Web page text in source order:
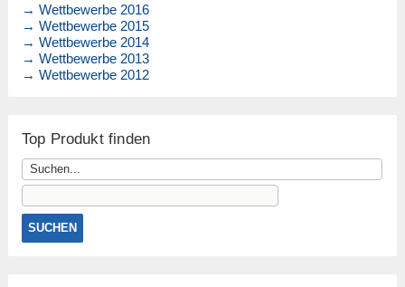
→ Wettbewerbe 2016
→ Wettbewerbe 2015
→ Wettbewerbe 2014
→ Wettbewerbe 2013
→ Wettbewerbe 2012
Top Produkt finden